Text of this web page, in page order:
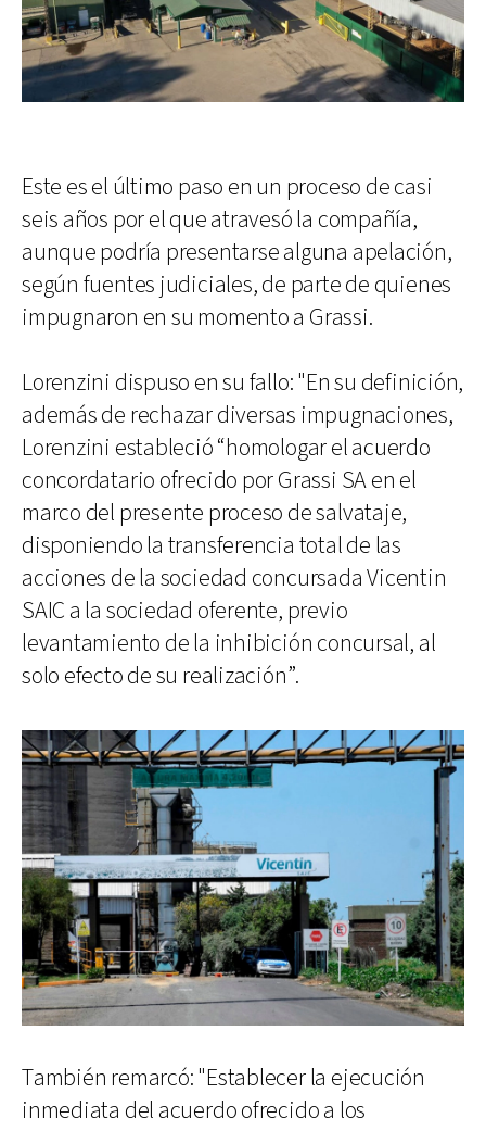
Este es el último paso en un proceso de casi
seis años por el que atravesó la compañía,
aunque podría presentarse alguna apelación,
según fuentes judiciales, de parte de quienes
impugnaron en su momento a Grassi.
Lorenzini dispuso en su fallo: "En su definición,
además de rechazar diversas impugnaciones,
Lorenzini estableció “homologar el acuerdo
concordatario ofrecido por Grassi SA en el
marco del presente proceso de salvataje,
disponiendo la transferencia total de las
acciones de la sociedad concursada Vicentin
SAIC a la sociedad oferente, previo
levantamiento de la inhibición concursal, al
solo efecto de su realización”.
También remarcó: "Establecer la ejecución
inmediata del acuerdo ofrecido a los